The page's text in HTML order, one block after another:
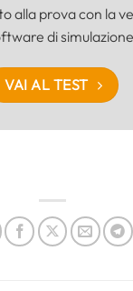
alla prova con la
di simulazione
VAI AL TEST